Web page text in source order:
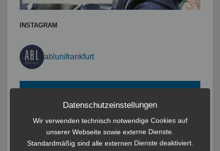
INSTAGRAM
ablunifrankfurt
Datenschutzeinstellungen
Wir verwenden technisch notwendige Cookies auf
unserer Webseite sowie externe Dienste.
Standardmäßig sind alle externen Dienste deaktiviert.